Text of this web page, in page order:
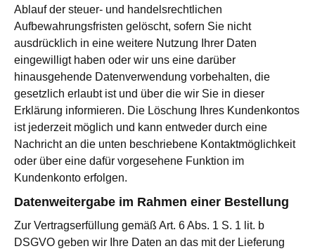
Ablauf der steuer- und handelsrechtlichen
Aufbewahrungsfristen gelöscht, sofern Sie nicht
ausdrücklich in eine weitere Nutzung Ihrer Daten
eingewilligt haben oder wir uns eine darüber
hinausgehende Datenverwendung vorbehalten, die
gesetzlich erlaubt ist und über die wir Sie in dieser
Erklärung informieren. Die Löschung Ihres Kundenkontos
ist jederzeit möglich und kann entweder durch eine
Nachricht an die unten beschriebene Kontaktmöglichkeit
oder über eine dafür vorgesehene Funktion im
Kundenkonto erfolgen.
Datenweitergabe im Rahmen einer Bestellung
Zur Vertragserfüllung gemäß Art. 6 Abs. 1 S. 1 lit. b
DSGVO geben wir Ihre Daten an das mit der Lieferung